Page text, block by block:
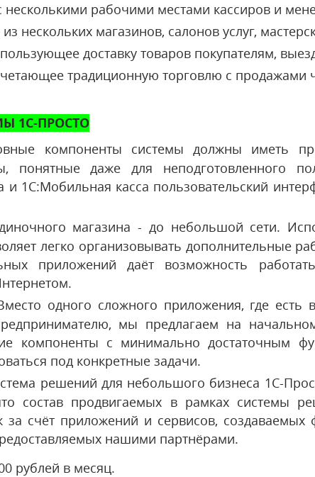
несколькими рабочими местами кассиров и
нескольких магазинов, салонов услуг,
доставку товаров покупателям,
традиционную торговлю с продажами
1С-ПРОСТО
компоненты системы должны иметь
понятные даже для неподготовленного
и 1С:Мобильная касса пользовательский
магазина - до небольшой сети.
легко организовывать дополнительные
приложений даёт возможность
одного сложного приложения, где есть
мы предлагаем на
компоненты с минимально достаточным
под конкретные задачи.
решений для небольшого бизнеса 1С-
состав продвигаемых в рамках системы
за счёт приложений и сервисов,
нашими партнёрами.
рублей в месяц.